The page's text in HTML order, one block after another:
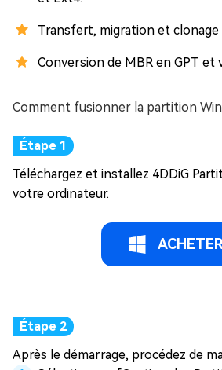
Transfert, migration et clonage
Conversion de MBR en GPT et
Comment fusionner la partition
Téléchargez et installez 4DDiG
votre ordinateur.
ACHETER
Après le démarrage, procédez de